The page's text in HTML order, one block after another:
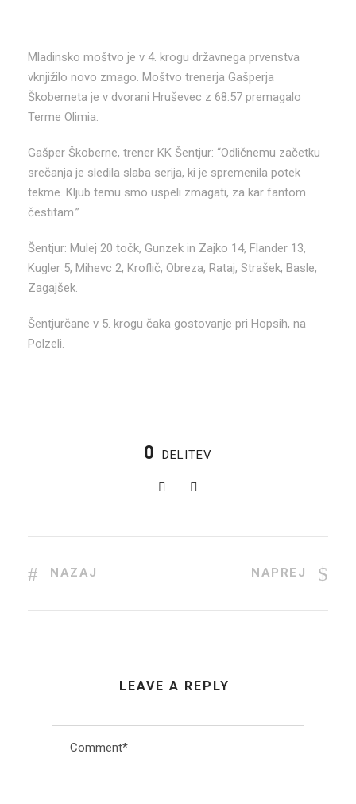
Mladinsko moštvo je v 4. krogu državnega prvenstva
vknjižilo novo zmago. Moštvo trenerja Gašperja
Škoberneta je v dvorani Hruševec z 68:57 premagalo
Terme Olimia.
Gašper Škoberne, trener KK Šentjur: “Odličnemu začetku
srečanja je sledila slaba serija, ki je spremenila potek
tekme. Kljub temu smo uspeli zmagati, za kar fantom
čestitam.”
Šentjur: Mulej 20 točk, Gunzek in Zajko 14, Flander 13,
Kugler 5, Mihevc 2, Kroflič, Obreza, Rataj, Strašek, Basle,
Zagajšek.
Šentjurčane v 5. krogu čaka gostovanje pri Hopsih, na
Polzeli.
0 DELITEV
NAZAJ NAPREJ
LEAVE A REPLY